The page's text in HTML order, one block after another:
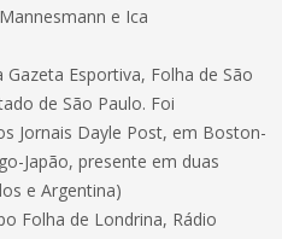
e Ica
Esportiva, Folha de São
de São Paulo. Foi
Jornais Dayle Post, em Boston-
Japão, presente em duas
e Argentina)
Folha de Londrina, Rádio